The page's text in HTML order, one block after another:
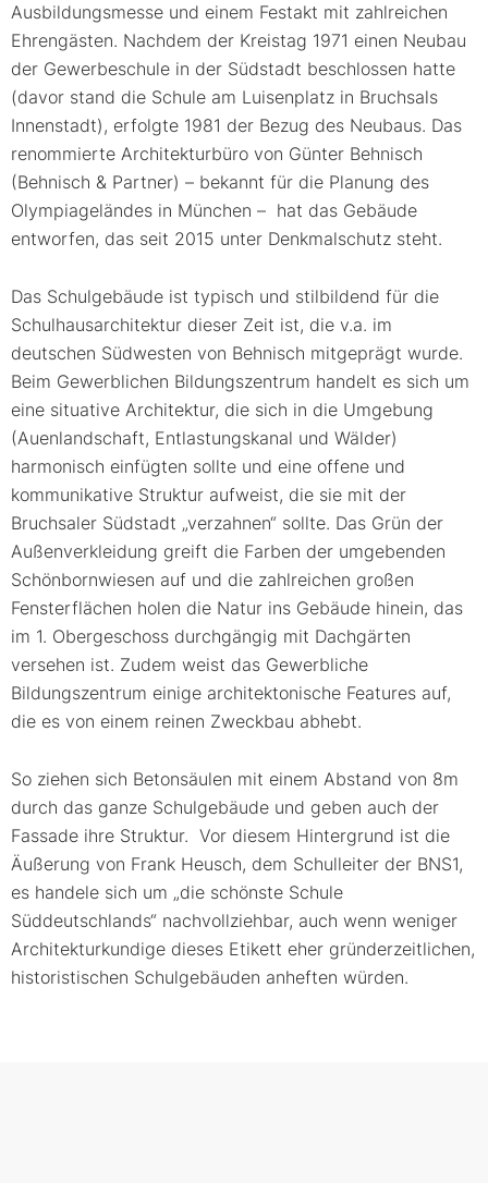
Ausbildungsmesse und einem Festakt mit zahlreichen
Ehrengästen. Nachdem der Kreistag 1971 einen Neubau
der Gewerbeschule in der Südstadt beschlossen hatte
(davor stand die Schule am Luisenplatz in Bruchsals
Innenstadt), erfolgte 1981 der Bezug des Neubaus. Das
renommierte Architekturbüro von Günter Behnisch
(Behnisch & Partner) – bekannt für die Planung des
Olympiageländes in München – hat das Gebäude
entworfen, das seit 2015 unter Denkmalschutz steht.
Das Schulgebäude ist typisch und stilbildend für die
Schulhausarchitektur dieser Zeit ist, die v.a. im
deutschen Südwesten von Behnisch mitgeprägt wurde.
Beim Gewerblichen Bildungszentrum handelt es sich um
eine situative Architektur, die sich in die Umgebung
(Auenlandschaft, Entlastungskanal und Wälder)
harmonisch einfügten sollte und eine offene und
kommunikative Struktur aufweist, die sie mit der
Bruchsaler Südstadt „verzahnen“ sollte. Das Grün der
Außenverkleidung greift die Farben der umgebenden
Schönbornwiesen auf und die zahlreichen großen
Fensterflächen holen die Natur ins Gebäude hinein, das
im 1. Obergeschoss durchgängig mit Dachgärten
versehen ist. Zudem weist das Gewerbliche
Bildungszentrum einige architektonische Features auf,
die es von einem reinen Zweckbau abhebt.
So ziehen sich Betonsäulen mit einem Abstand von 8m
durch das ganze Schulgebäude und geben auch der
Fassade ihre Struktur. Vor diesem Hintergrund ist die
Äußerung von Frank Heusch, dem Schulleiter der BNS1,
es handele sich um „die schönste Schule
Süddeutschlands“ nachvollziehbar, auch wenn weniger
Architekturkundige dieses Etikett eher gründerzeitlichen,
historistischen Schulgebäuden anheften würden.